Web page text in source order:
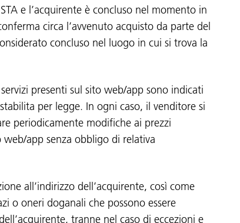
e l’acquirente è concluso nel momento in
circa l’avvenuto acquisto da parte del
concluso nel luogo in cui si trova la
presenti sul sito web/app sono indicati
per legge. In ogni caso, il venditore si
periodicamente modifiche ai prezzi
app senza obbligo di relativa
all’indirizzo dell’acquirente, così come
o oneri doganali che possono essere
tranne nel caso di eccezioni e